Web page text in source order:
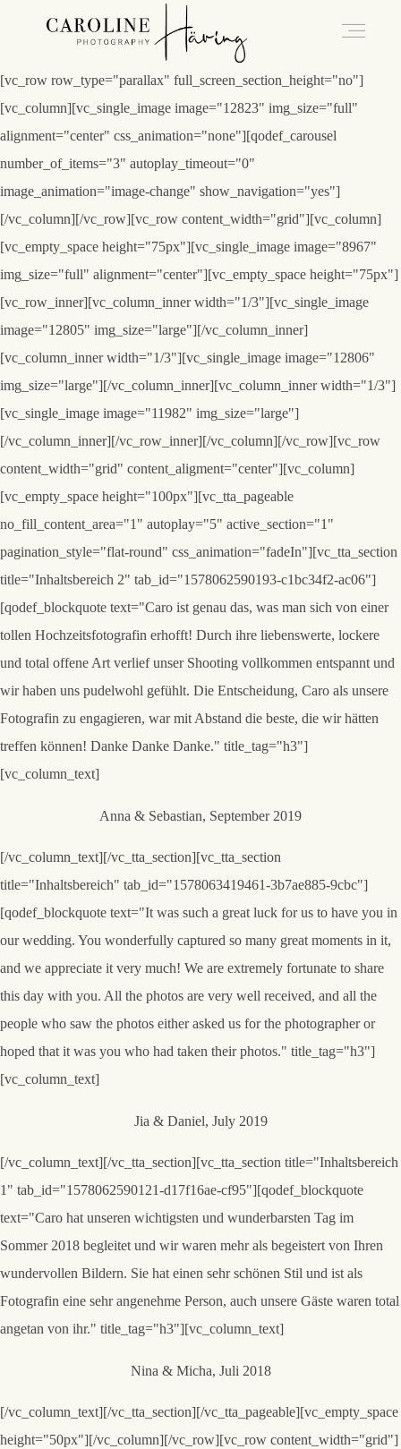
[vc_row row_type="parallax" full_screen_section_height="no"]
[vc_column][vc_single_image image="12823" img_size="full"
alignment="center" css_animation="none"][qodef_carousel
number_of_items="3" autoplay_timeout="0"
image_animation="image-change" show_navigation="yes"]
[/vc_column][/vc_row][vc_row content_width="grid"][vc_column]
[vc_empty_space height="75px"][vc_single_image image="8967"
img_size="full" alignment="center"][vc_empty_space height="75px"]
[vc_row_inner][vc_column_inner width="1/3"][vc_single_image
image="12805" img_size="large"][/vc_column_inner]
[vc_column_inner width="1/3"][vc_single_image image="12806"
img_size="large"][/vc_column_inner][vc_column_inner width="1/3"]
[vc_single_image image="11982" img_size="large"]
[/vc_column_inner][/vc_row_inner][/vc_column][/vc_row][vc_row
content_width="grid" content_aligment="center"][vc_column]
[vc_empty_space height="100px"][vc_tta_pageable
no_fill_content_area="1" autoplay="5" active_section="1"
pagination_style="flat-round" css_animation="fadeIn"][vc_tta_section
title="Inhaltsbereich 2" tab_id="1578062590193-c1bc34f2-ac06"]
[qodef_blockquote text="Caro ist genau das, was man sich von einer
tollen Hochzeitsfotografin erhofft! Durch ihre liebenswerte, lockere
und total offene Art verlief unser Shooting vollkommen entspannt und
wir haben uns pudelwohl gefühlt. Die Entscheidung, Caro als unsere
Fotografin zu engagieren, war mit Abstand die beste, die wir hätten
treffen können! Danke Danke Danke." title_tag="h3"]
[vc_column_text]
Anna & Sebastian, September 2019
[/vc_column_text][/vc_tta_section][vc_tta_section
title="Inhaltsbereich" tab_id="1578063419461-3b7ae885-9cbc"]
[qodef_blockquote text="It was such a great luck for us to have you in
our wedding. You wonderfully captured so many great moments in it,
and we appreciate it very much! We are extremely fortunate to share
this day with you. All the photos are very well received, and all the
people who saw the photos either asked us for the photographer or
hoped that it was you who had taken their photos." title_tag="h3"]
[vc_column_text]
Jia & Daniel, July 2019
[/vc_column_text][/vc_tta_section][vc_tta_section title="Inhaltsbereich
1" tab_id="1578062590121-d17f16ae-cf95"][qodef_blockquote
text="Caro hat unseren wichtigsten und wunderbarsten Tag im
Sommer 2018 begleitet und wir waren mehr als begeistert von Ihren
wundervollen Bildern. Sie hat einen sehr schönen Stil und ist als
Fotografin eine sehr angenehme Person, auch unsere Gäste waren total
angetan von ihr." title_tag="h3"][vc_column_text]
Nina & Micha, Juli 2018
[/vc_column_text][/vc_tta_section][/vc_tta_pageable][vc_empty_space
height="50px"][/vc_column][/vc_row][vc_row content_width="grid"]
Hochzeitsfotografie Kassel
Hochzeiten
Kontakt